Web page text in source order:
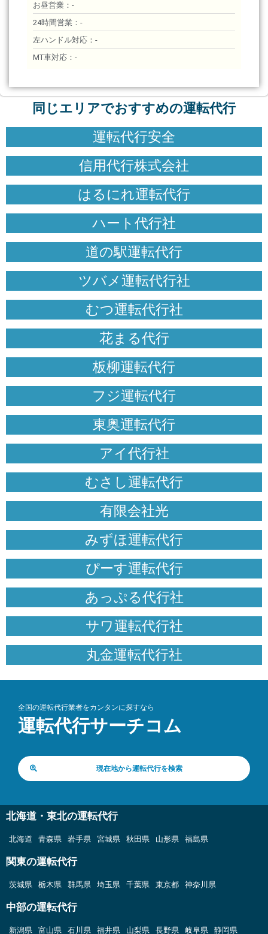
お昼営業：-
24時間営業：-
左ハンドル対応：-
MT車対応：-
同じエリアでおすすめの運転代行
運転代行安全
信用代行株式会社
はるにれ運転代行
ハート代行社
道の駅運転代行
ツバメ運転代行社
むつ運転代行社
花まる代行
板柳運転代行
フジ運転代行
東奥運転代行
アイ代行社
むさし運転代行
有限会社光
みずほ運転代行
ぴーす運転代行
あっぷる代行社
サワ運転代行社
丸金運転代行社
全国の運転代行業者をカンタンに探すなら
運転代行サーチコム
現在地から運転代行を検索
北海道・東北の運転代行
北海道 青森県 岩手県 宮城県 秋田県 山形県 福島県
関東の運転代行
茨城県 栃木県 群馬県 埼玉県 千葉県 東京都 神奈川県
中部の運転代行
新潟県 富山県 石川県 福井県 山梨県 長野県 岐阜県 静岡県